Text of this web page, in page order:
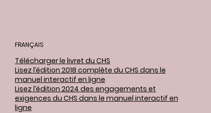
FRANÇAIS
Télécharger le livret du CHS
Lisez l’édition 2018 complète du CHS dans le
manuel interactif en ligne
Lisez l’édition 2024 des engagements et
exigences du CHS dans le manuel interactif en
ligne